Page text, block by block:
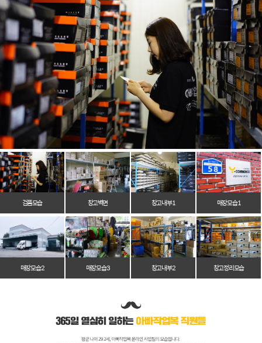
검품모습 창고벽면 창고 내부 1 매장 모습 1
매장 모습 2 매장 모습 3 창고 내부 2 창고 정리 모습